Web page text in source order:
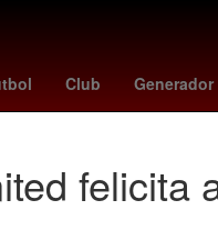
Club Generador
volcan purace 26 de marzo